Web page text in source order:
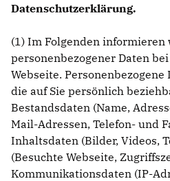
Anträge
Kleine
CDU
CDU Fraktion im
CDU
CDU
Datenschutzerklärung.
(1) Im Folgenden
personenbezogener Daten
Webseite.
die auf Sie persönlich
Bestandsdaten (Name,
Mail-Adressen, Telefon- und
Inhaltsdaten (Bilder, Videos,
(Besuchte Webseite,
Kommunikationsdaten (IP-